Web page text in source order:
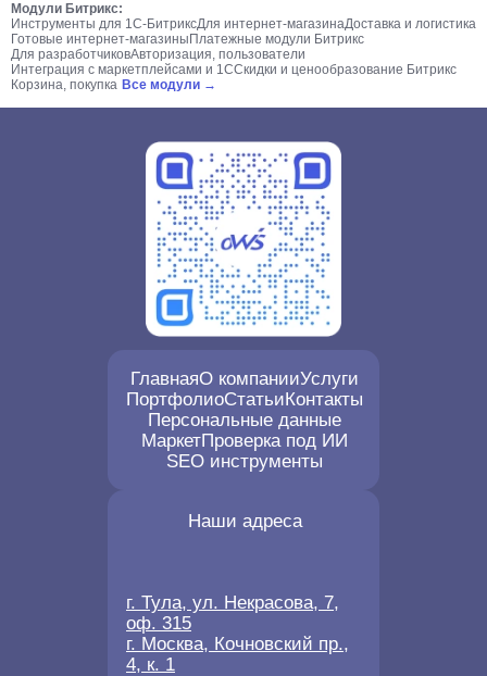
Модули Битрикс:
Инструменты для 1С-БитриксДля интернет-магазинаДоставка и логистика
Готовые интернет-магазины Платежные модули Битрикс
Для разработчиковАвторизация, пользователи
Интеграция с маркетплейсами и 1ССкидки и ценообразование Битрикс
Корзина, покупка Все модули →
ГлавнаяО компанииУслуги
ПортфолиоСтатьиКонтакты
Персональные данные
МаркетПроверка под ИИ
SEO инструменты
Наши адреса
г. Тула, ул. Некрасова, 7,
оф. 315
г. Москва, Кочновский пр.,
4, к. 1